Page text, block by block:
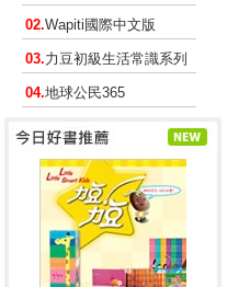
02.Wapiti國際中文版
03.力豆初級生活常識系列
04.地球公民365